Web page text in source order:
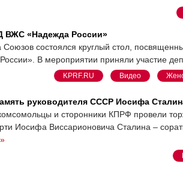
ВЖС «Надежда России»
состоялся круглый стол,
В мероприятии приняли участие
KPRF.RU Видео
руководителя СССР Иосифа
и сторонники КПРФ провели
Иосифа Виссарионовича Сталина –